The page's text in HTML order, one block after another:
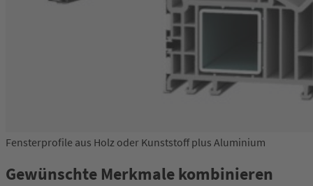
Fensterprofile aus Holz oder Kunststoff plus Aluminium
Gewünschte Merkmale kombinieren